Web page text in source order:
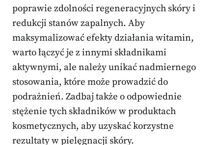
poprawie zdolności regeneracyjnych skóry i
redukcji stanów zapalnych. Aby
maksymalizować efekty działania witamin,
warto łączyć je z innymi składnikami
aktywnymi, ale należy unikać nadmiernego
stosowania, które może prowadzić do
podrażnień. Zadbaj także o odpowiednie
stężenie tych składników w produktach
kosmetycznych, aby uzyskać korzystne
rezultaty w pielęgnacji skóry.